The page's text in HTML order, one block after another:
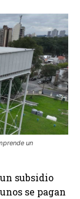
un
subsidio
se pagan